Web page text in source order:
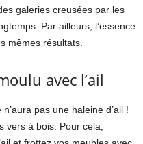
galeries creusées par les
Par ailleurs, l’essence
mêmes résultats.
avec l’ail
pas une haleine d’ail !
vers à bois. Pour cela,